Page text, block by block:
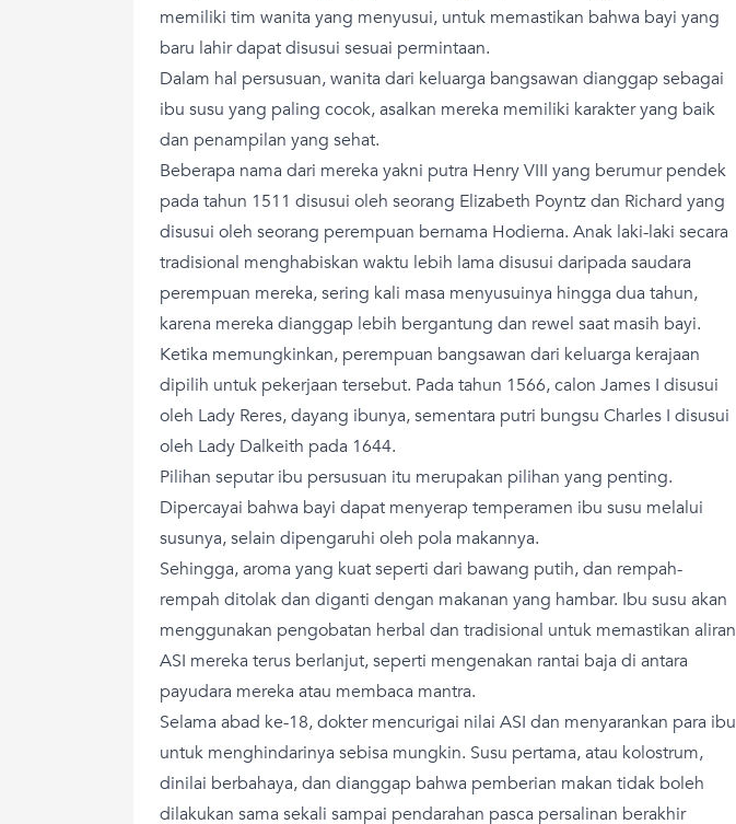
memiliki tim wanita yang menyusui, untuk memastikan bahwa bayi yang
baru lahir dapat disusui sesuai permintaan.
Dalam hal persusuan, wanita dari keluarga bangsawan dianggap sebagai
ibu susu yang paling cocok, asalkan mereka memiliki karakter yang baik
dan penampilan yang sehat.
Beberapa nama dari mereka yakni putra Henry VIII yang berumur pendek
pada tahun 1511 disusui oleh seorang Elizabeth Poyntz dan Richard yang
disusui oleh seorang perempuan bernama Hodierna. Anak laki-laki secara
tradisional menghabiskan waktu lebih lama disusui daripada saudara
perempuan mereka, sering kali masa menyusuinya hingga dua tahun,
karena mereka dianggap lebih bergantung dan rewel saat masih bayi.
Ketika memungkinkan, perempuan bangsawan dari keluarga kerajaan
dipilih untuk pekerjaan tersebut. Pada tahun 1566, calon James I disusui
oleh Lady Reres, dayang ibunya, sementara putri bungsu Charles I disusui
oleh Lady Dalkeith pada 1644.
Pilihan seputar ibu persusuan itu merupakan pilihan yang penting.
Dipercayai bahwa bayi dapat menyerap temperamen ibu susu melalui
susunya, selain dipengaruhi oleh pola makannya.
Sehingga, aroma yang kuat seperti dari bawang putih, dan rempah-
rempah ditolak dan diganti dengan makanan yang hambar. Ibu susu akan
menggunakan pengobatan herbal dan tradisional untuk memastikan aliran
ASI mereka terus berlanjut, seperti mengenakan rantai baja di antara
payudara mereka atau membaca mantra.
Selama abad ke-18, dokter mencurigai nilai ASI dan menyarankan para ibu
untuk menghindarinya sebisa mungkin. Susu pertama, atau kolostrum,
dinilai berbahaya, dan dianggap bahwa pemberian makan tidak boleh
dilakukan sama sekali sampai pendarahan pasca persalinan berakhir